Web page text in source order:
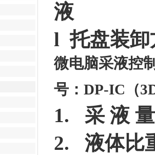
液
l 托盘装卸
微电脑采液控
号：DP-IC（
1. 采 液
2. 液体